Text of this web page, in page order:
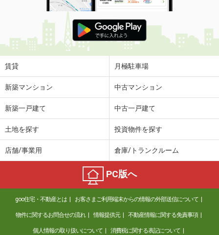
徳島県徳島市北出来島町２
価 格
3.80万円
住 所
徳島県徳島市北出来島町２
専有面積
徳島県徳島市金沢２丁目
6.10万円
徳島県徳島市中吉野町４丁目
4万円
住 所
徳島県徳島市中吉野町４丁目
専有面積 19.87m²
間取り
1K
徳島県吉野川市川島町三ツ島字新田
賃貸 月極駐車場
新築マンション 中古マンション
新築一戸建て 中古一戸建て
土地を探す 投資物件を探す
店舗/事業用 倉庫/トランクルーム
PC版へ
goo住宅・不動産とは お客さまご利用端末からの情報の外部送信について
物件に関するお問合せの流れ 情報提供元 不動産情報に関する免責事項
個人情報の取り扱いについて 消費税に関する表記について